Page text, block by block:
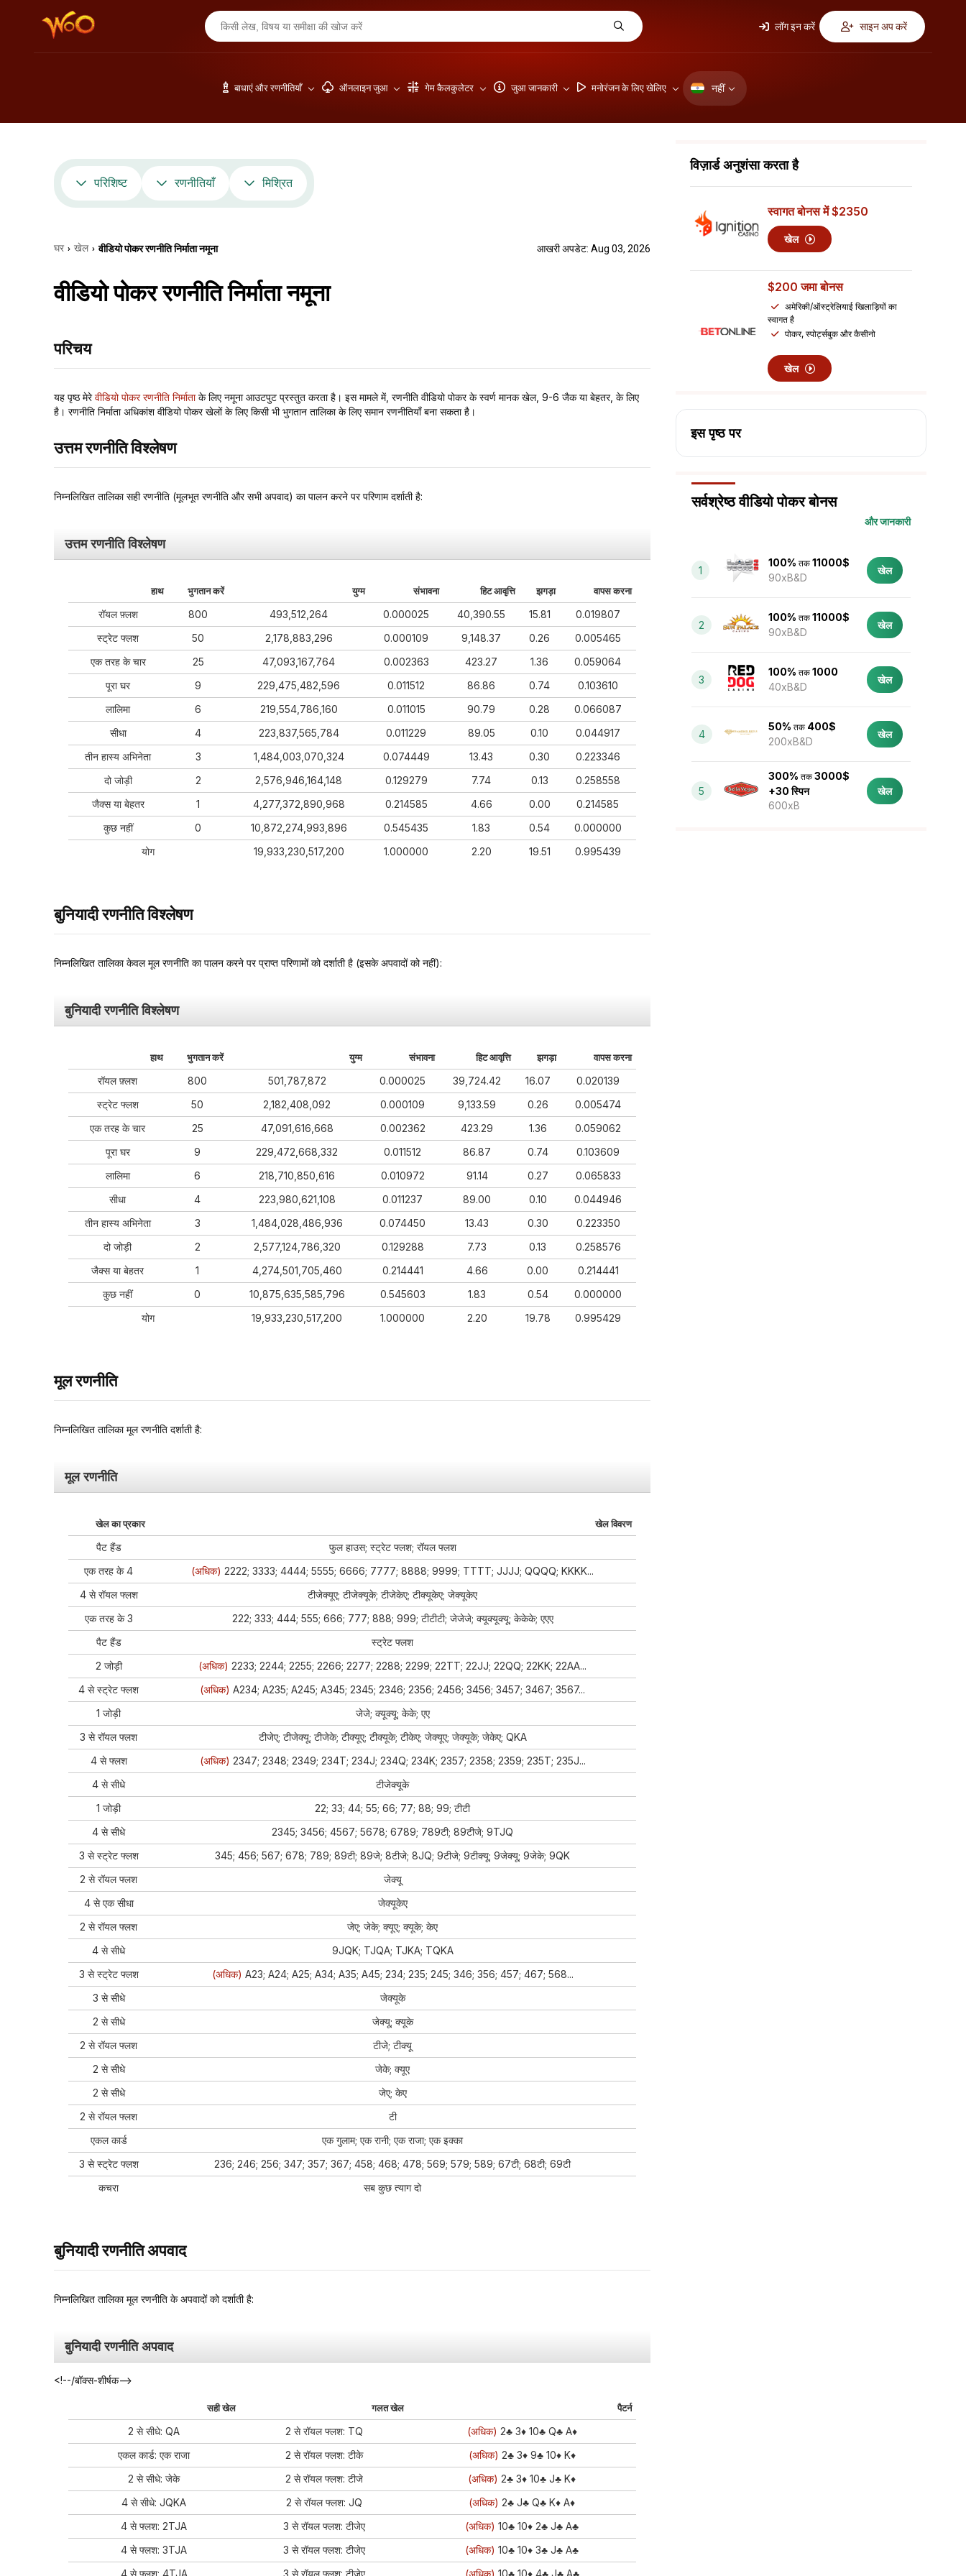
लॉग इन करें साइन अप करें
बाधाएं और रणनीतियाँ ऑनलाइन जुआ गेम कैलकुलेटर जुआ जानकारी मनोरंजन के लिए खेलिए नहीं
परिशिष्ट रणनीतियाँ मिश्रित
घर › खेल › वीडियो पोकर रणनीति निर्माता नमूना आखरी अपडेट: Aug 03, 2026
वीडियो पोकर रणनीति निर्माता नमूना
परिचय
यह पृष्ठ मेरेवीडियो पोकर रणनीति निर्माताके लिए नमूना आउटपुट प्रस्तुत करता है। इस मामले में, रणनीति वीडियो पोकर के स्वर्ण मानक खेल, 9-6 जैक या बेहतर, के लिए
है। रणनीति निर्माता अधिकांश वीडियो पोकर खेलों के लिए किसी भी भुगतान तालिका के लिए समान रणनीतियाँ बना सकता है।
उत्तम रणनीति विश्लेषण
निम्नलिखित तालिका सही रणनीति (मूलभूत रणनीति और सभी अपवाद) का पालन करने पर परिणाम दर्शाती है:
उत्तम रणनीति विश्लेषण
हाथ भुगतान करें युग्म संभावना हिट आवृत्ति झगड़ा वापस करना
रॉयल फ़्लश 800 493,512,264 0.000025 40,390.55 15.81
0.019807
स्ट्रेट फ्लश
50 2,178,883,296 0.000109 9,148.37 0.26
0.005465
एक तरह के चार
25 47,093,167,764 0.002363 423.27 1.36
0.059064
पूरा घर
9 229,475,482,596 0.011512 86.86 0.74
0.103610
लालिमा
6 219,554,786,160 0.011015 90.79 0.28
0.066087
सीधा
4 223,837,565,784 0.011229 89.05 0.10
0.044917
तीन हास्य अभिनेता
3 1,484,003,070,324 0.074449 13.43 0.30
0.223346
दो जोड़ी
2 2,576,946,164,148 0.129279 7.74 0.13
0.258558
जैक्स या बेहतर
1 4,277,372,890,968 0.214585 4.66 0.00
0.214585
कुछ नहीं
0 10,872,274,993,896 0.545435 1.83 0.54
0.000000
योग
19,933,230,517,200 1.000000 2.20 19.51 0.995439
बुनियादी रणनीति विश्लेषण
निम्नलिखित तालिका केवल मूल रणनीति का पालन करने पर प्राप्त परिणामों को दर्शाती है (इसके अपवादों को नहीं):
बुनियादी रणनीति विश्लेषण
हाथ भुगतान करें युग्म संभावना हिट आवृत्ति झगड़ा वापस करना
रॉयल फ़्लश 800 501,787,872 0.000025 39,724.42 16.07
0.020139
स्ट्रेट फ्लश
50 2,182,408,092 0.000109 9,133.59 0.26
0.005474
एक तरह के चार
25 47,091,616,668 0.002362 423.29 1.36
0.059062
पूरा घर
9 229,472,668,332 0.011512 86.87 0.74
0.103609
लालिमा
6 218,710,850,616 0.010972 91.14 0.27
0.065833
सीधा
4 223,980,621,108 0.011237 89.00 0.10
0.044946
तीन हास्य अभिनेता
3 1,484,028,486,936 0.074450 13.43 0.30
0.223350
दो जोड़ी
2 2,577,124,786,320 0.129288 7.73 0.13
0.258576
जैक्स या बेहतर
1 4,274,501,705,460 0.214441 4.66 0.00
0.214441
कुछ नहीं
0 10,875,635,585,796 0.545603 1.83 0.54
0.000000
योग
19,933,230,517,200 1.000000 2.20 19.78 0.995429
मूल रणनीति
निम्नलिखित तालिका मूल रणनीति दर्शाती है:
मूल रणनीति
खेल का प्रकार खेल विवरण
पैट हैंड
फुल हाउस; स्ट्रेट फ्लश; रॉयल फ्लश
एक तरह के 4
(अधिक) 2222; 3333; 4444; 5555; 6666; 7777; 8888; 9999; TTTT; JJJJ; QQQQ; KKKK...
4 से रॉयल फ्लश
टीजेक्यूए; टीजेक्यूके; टीजेकेए; टीक्यूकेए; जेक्यूकेए
एक तरह के 3
222; 333; 444; 555; 666; 777; 888; 999; टीटीटी; जेजेजे; क्यूक्यूक्यू; केकेके; एएए
पैट हैंड
स्ट्रेट फ्लश
2 जोड़ी
(अधिक) 2233; 2244; 2255; 2266; 2277; 2288; 2299; 22TT; 22JJ; 22QQ; 22KK; 22AA...
4 से स्ट्रेट फ्लश
(अधिक) A234; A235; A245; A345; 2345; 2346; 2356; 2456; 3456; 3457; 3467; 3567...
1 जोड़ी
जेजे; क्यूक्यू; केके; एए
3 से रॉयल फ्लश
टीजेए; टीजेक्यू; टीजेके; टीक्यूए; टीक्यूके; टीकेए; जेक्यूए; जेक्यूके; जेकेए; QKA
4 से फ्लश
(अधिक) 2347; 2348; 2349; 234T; 234J; 234Q; 234K; 2357; 2358; 2359; 235T; 235J...
4 से सीधे
टीजेक्यूके
1 जोड़ी
22; 33; 44; 55; 66; 77; 88; 99; टीटी
4 से सीधे
2345; 3456; 4567; 5678; 6789; 789टी; 89टीजे; 9TJQ
3 से स्ट्रेट फ्लश
345; 456; 567; 678; 789; 89टी; 89जे; 8टीजे; 8JQ; 9टीजे; 9टीक्यू; 9जेक्यू; 9जेके; 9QK
2 से रॉयल फ्लश
जेक्यू
4 से एक सीधा
जेक्यूकेए
2 से रॉयल फ्लश
जेए; जेके; क्यूए; क्यूके; केए
4 से सीधे
9JQK; TJQA; TJKA; TQKA
3 से स्ट्रेट फ्लश
(अधिक) A23; A24; A25; A34; A35; A45; 234; 235; 245; 346; 356; 457; 467; 568...
3 से सीधे
जेक्यूके
2 से सीधे
जेक्यू; क्यूके
2 से रॉयल फ्लश
टीजे; टीक्यू
2 से सीधे
जेके; क्यूए
2 से सीधे
जेए; केए
2 से रॉयल फ्लश
टी
एकल कार्ड
एक गुलाम; एक रानी; एक राजा; एक इक्का
3 से स्ट्रेट फ्लश
236; 246; 256; 347; 357; 367; 458; 468; 478; 569; 579; 589; 67टी; 68टी; 69टी
कचरा
सब कुछ त्याग दो
बुनियादी रणनीति अपवाद
निम्नलिखित तालिका मूल रणनीति के अपवादों को दर्शाती है:
बुनियादी रणनीति अपवाद
<!--/बॉक्स-शीर्षक-->
सही खेल गलत खेल पैटर्न
2 से सीधे: QA 2 से रॉयल फ्लश: TQ (अधिक) 2♣ 3♦ 10♣ Q♣ A♦
एकल कार्ड: एक राजा
2 से रॉयल फ्लश: टीके (अधिक) 2♣ 3♦ 9♣ 10♦ K♦
2 से सीधे: जेके
2 से रॉयल फ्लश: टीजे (अधिक) 2♣ 3♦ 10♣ J♣ K♦
4 से सीधे: JQKA
2 से रॉयल फ्लश: JQ (अधिक) 2♣ J♣ Q♣ K♦ A♦
4 से फ्लश: 2TJA
3 से रॉयल फ्लश: टीजेए (अधिक) 10♣ 10♦ 2♣ J♣ A♣
4 से फ्लश: 3TJA
3 से रॉयल फ्लश: टीजेए (अधिक) 10♣ 10♦ 3♣ J♣ A♣
4 से फ्लश: 4TJA
3 से रॉयल फ्लश: टीजेए (अधिक) 10♣ 10♦ 4♣ J♣ A♣
विज़ार्ड अनुशंसा करता है
स्वागत बोनस में$2350
खेल
$200 जमा बोनस
अमेरिकी/ऑस्ट्रेलियाई खिलाड़ियों का
स्वागत है
पोकर, स्पोर्ट्सबुक और कैसीनो
खेल
इस पृष्ठ पर
सर्वश्रेष्ठ वीडियो पोकर बोनस
और जानकारी
1
100% तक 11000$
90xB&D
खेल
2
100% तक 11000$
90xB&D
खेल
3
100% तक 1000
40xB&D
खेल
4
50% तक 400$
200xB&D
खेल
5
300% तक 3000$
+30 स्पिन
600xB
खेल